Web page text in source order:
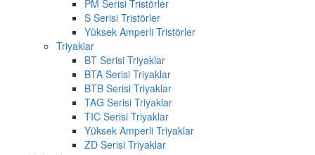
PM Serisi Tristörler
S Serisi Tristörler
Yüksek Amperli Tristörler
Triyaklar
BT Serisi Triyaklar
BTA Serisi Triyaklar
BTB Serisi Triyaklar
TAG Serisi Triyaklar
TIC Serisi Triyaklar
Yüksek Amperli Triyaklar
ZD Serisi Triyaklar